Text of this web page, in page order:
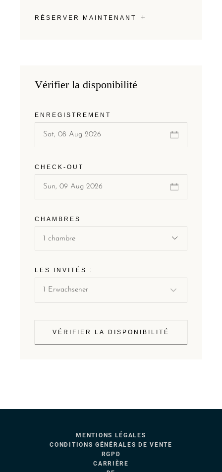
RÉSERVER MAINTENANT
Vérifier la disponibilité
ENREGISTREMENT
CHECK-OUT
CHAMBRES
1 chambre
LES INVITÉS :
VÉRIFIER LA DISPONIBILITÉ
MENTIONS LÉGALES
CONDITIONS GÉNÉRALES DE VENTE
RGPD
CARRIÈRE